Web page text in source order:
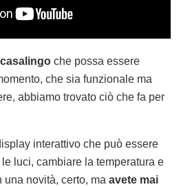
che possa essere
che sia funzionale ma
abbiamo trovato ciò che fa per
interattivo che può essere
luci, cambiare la temperatura e
una novità, certo, ma avete mai